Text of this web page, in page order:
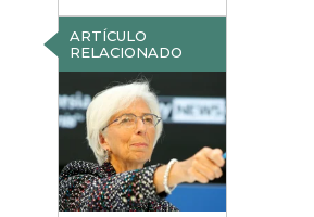
ARTÍCULO
RELACIONADO